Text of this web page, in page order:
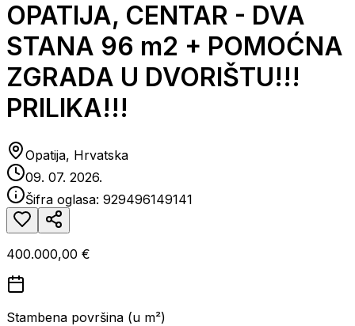
OPATIJA, CENTAR - DVA
STANA 96 m2 + POMOĆNA
ZGRADA U DVORIŠTU!!!
PRILIKA!!!
Opatija, Hrvatska
09. 07. 2026.
Šifra oglasa: 929496149141
400.000,00 €
Stambena površina (u m²)